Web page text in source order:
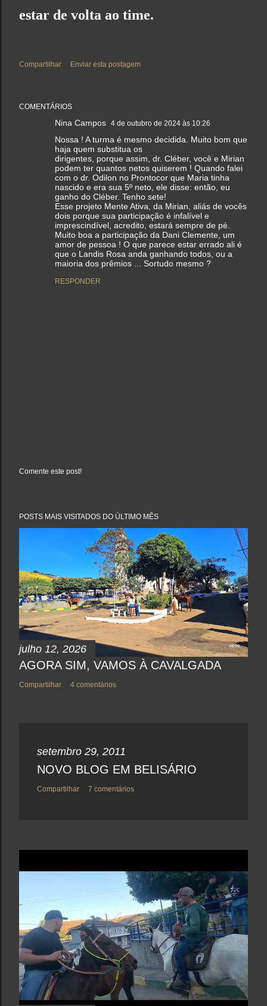
estar de volta ao time.
Compartilhar Enviar esta postagem
COMENTÁRIOS
Nina Campos 4 de outubro de 2024 às 10:26
Nossa ! A turma é mesmo decidida. Muito bom que
haja quem substitua os
dirigentes, porque assim, dr. Cléber, você e Mirian
podem ter quantos netos quiserem ! Quando falei
com o dr. Odilon no Prontocor que Maria tinha
nascido e era sua 5º neto, ele disse: então, eu
ganho do Cléber. Tenho sete!
Esse projeto Mente Ativa, da Mirian, aliás de vocês
dois porque sua participação é infalível e
imprescindível, acredito, estará sempre de pé.
Muito boa a participação da Dani Clemente, um
amor de pessoa ! O que parece estar errado ali é
que o Landis Rosa anda ganhando todos, ou a
maioria dos prêmios ... Sortudo mesmo ?
RESPONDER
a
e
n
t
á
r
i
o
Comente este post!
POSTS MAIS VISITADOS DO ÚLTIMO MÊS
julho 12, 2026
AGORA SIM, VAMOS À CAVALGADA
Compartilhar 4 comentários
setembro 29, 2011
NOVO BLOG EM BELISÁRIO
Compartilhar 7 comentários